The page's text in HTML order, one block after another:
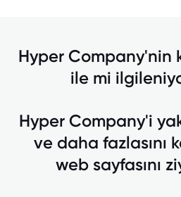
Hyper Company'nin
ile mi
Hyper Company'i
ve daha fazlasını
web sayfasını